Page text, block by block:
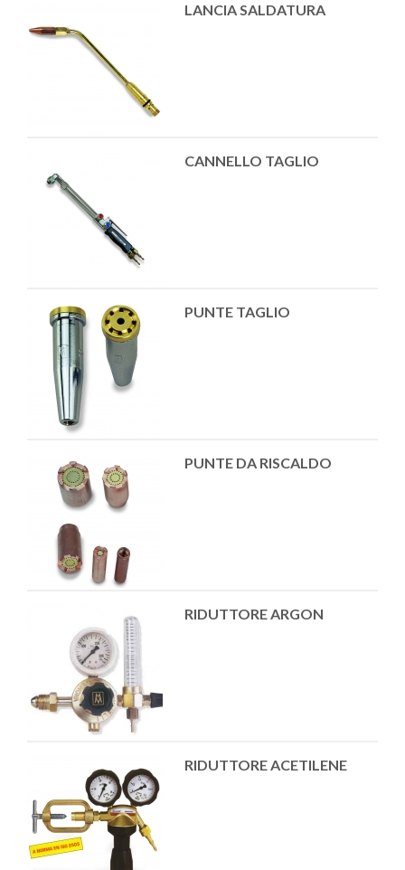
LANCIA SALDATURA
CANNELLO TAGLIO
PUNTE TAGLIO
PUNTE DA RISCALDO
RIDUTTORE ARGON
RIDUTTORE ACETILENE